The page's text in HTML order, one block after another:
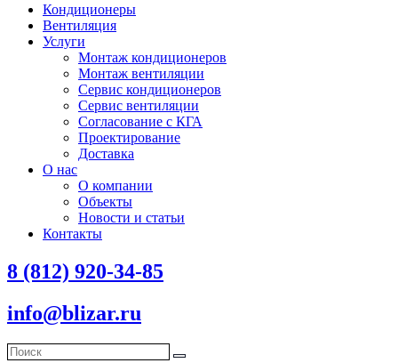
Кондиционеры
Вентиляция
Услуги
Монтаж кондиционеров
Монтаж вентиляции
Сервис кондиционеров
Сервис вентиляции
Согласование с КГА
Проектирование
Доставка
О нас
О компании
Объекты
Новости и статьи
Контакты
8 (812) 920-34-85
info@blizar.ru